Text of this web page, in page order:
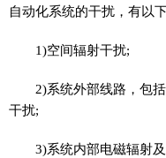
自动化系统的干扰，有以
1)空间辐射干扰;
2)系统外部线路，包
干扰;
3)系统内部电磁辐射